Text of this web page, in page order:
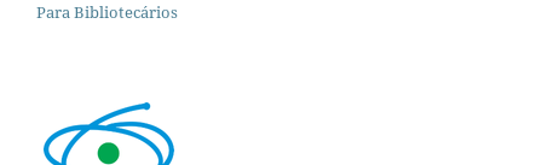
Para Bibliotecários